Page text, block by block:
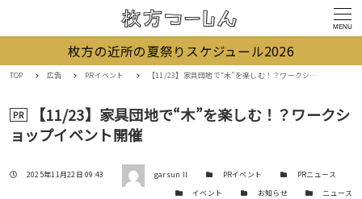
MENU
枚方の近所の夏祭りスケジュール2026
TOP 広告 PRイベント 【11/23】家具団地で“木”を楽しむ！？ワークショップイベント開催
PR
【11/23】家具団地で“木”を楽しむ！？ワークシ
ョップイベント開催
投稿日
2025年11月22日 09:43 著者 garsun II カテゴリーPRイベント カテゴリーPRニュース
カテゴリー
イベント カテゴリー
お知らせ カテゴリー
ニュース